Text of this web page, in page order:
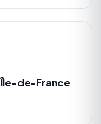
Île-de-France